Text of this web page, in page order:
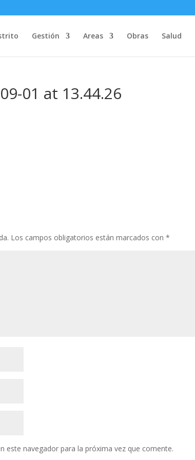
Gestión Areas Obras Salud
01 at 13.44.26
Los campos obligatorios están marcados con*
este navegador para la próxima vez que comente.